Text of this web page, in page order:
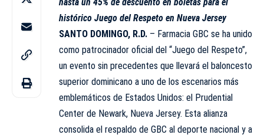
histórico Juego del Respeto en Nueva Jersey
SANTO DOMINGO, R.D. – Farmacia GBC se ha unido
como patrocinador oficial del “Juego del Respeto”,
un evento sin precedentes que llevará el baloncesto
superior dominicano a uno de los escenarios más
emblemáticos de Estados Unidos: el Prudential
Center de Newark, Nueva Jersey. Esta alianza
consolida el respaldo de GBC al deporte nacional y a